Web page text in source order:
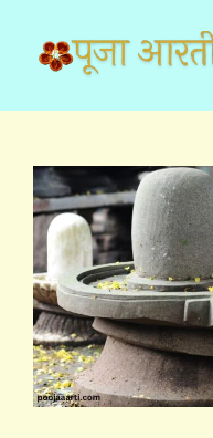
content